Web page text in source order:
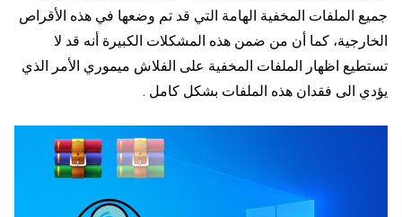
جميع الملفات المخفية الهامة التي قد تم وضعها في هذه الأقراص
الخارجية، كما أن من ضمن هذه المشكلات الكبيرة أنه قد لا
تستطيع اظهار الملفات المخفية على الفلاش ميموري الأمر الذي
يؤدي الى فقدان هذه الملفات بشكل كامل .